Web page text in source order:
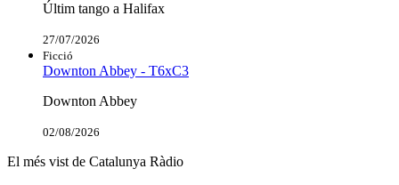
Últim tango a Halifax
27/07/2026
Ficció
Downton Abbey - T6xC3
Downton Abbey
02/08/2026
El més vist de Catalunya Ràdio